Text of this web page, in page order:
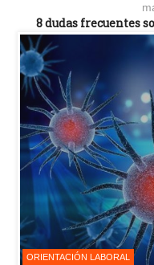
8 dudas frecuentes
ORIENTACIÓN LABORAL